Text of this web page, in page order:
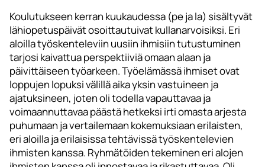
Koulutukseen kerran kuukaudessa (pe ja la) sisältyvät
lähiopetuspäivät osoittautuivat kullanarvoisiksi. Eri
aloilla työskenteleviin uusiin ihmisiin tutustuminen
tarjosi kaivattua perspektiiviä omaan alaan ja
päivittäiseen työarkeen. Työelämässä ihmiset ovat
loppujen lopuksi välillä aika yksin vastuineen ja
ajatuksineen, joten oli todella vapauttavaa ja
voimaannuttavaa päästä hetkeksi irti omasta arjesta
puhumaan ja vertailemaan kokemuksiaan erilaisten,
eri aloilla ja erilaisissa tehtävissä työskentelevien
ihmisten kanssa. Ryhmätöiden tekeminen eri alojen